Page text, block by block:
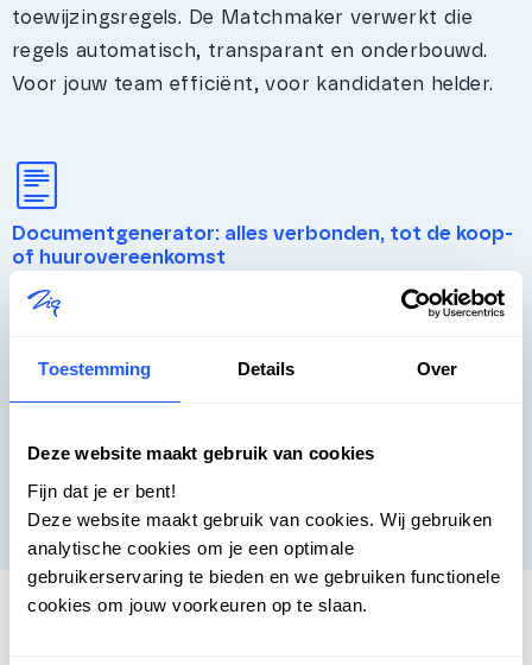
Toestemming Details Over
Deze website maakt gebruik van cookies
Fijn dat je er bent!
Deze website maakt gebruik van cookies. Wij gebruiken
analytische cookies om je een optimale
gebruikerservaring te bieden en we gebruiken functionele
cookies om jouw voorkeuren op te slaan.
toewijzingsregels. De Matchmaker verwerkt die
regels automatisch, transparant en onderbouwd.
Voor jouw team efficiënt, voor kandidaten helder.
Documentgenerator: alles verbonden, tot de koop-
of huurovereenkomst
Van reservering tot ondertekening – elk
traject. NieuwbouwOffice koppelt naadloos met
partijen als SCOPE en Datakeeper, zodat je
dubbele administratie hebt.